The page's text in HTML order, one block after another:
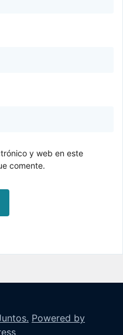
y web en este
comente.
Powered by